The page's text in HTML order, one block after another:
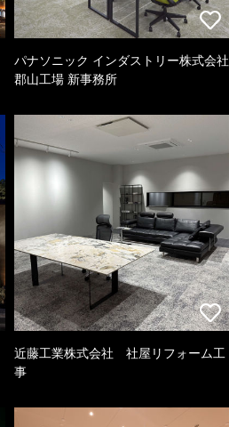
パナソニック インダストリー株式会社
郡山工場 新事務所
近藤工業株式会社 社屋リフォーム工
事